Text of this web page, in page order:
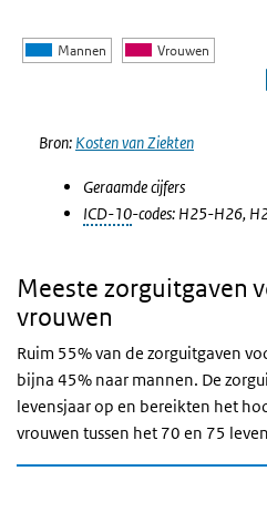
Mannen Vrouwen
Bron: Kosten van Ziekten
Geraamde cijfers
ICD-10-codes: H25-H26,
Meeste zorguitgaven
vrouwen
Ruim 55% van de zorguitgaven
bijna 45% naar mannen. De
levensjaar op en bereikten het
vrouwen tussen het 70 en 75